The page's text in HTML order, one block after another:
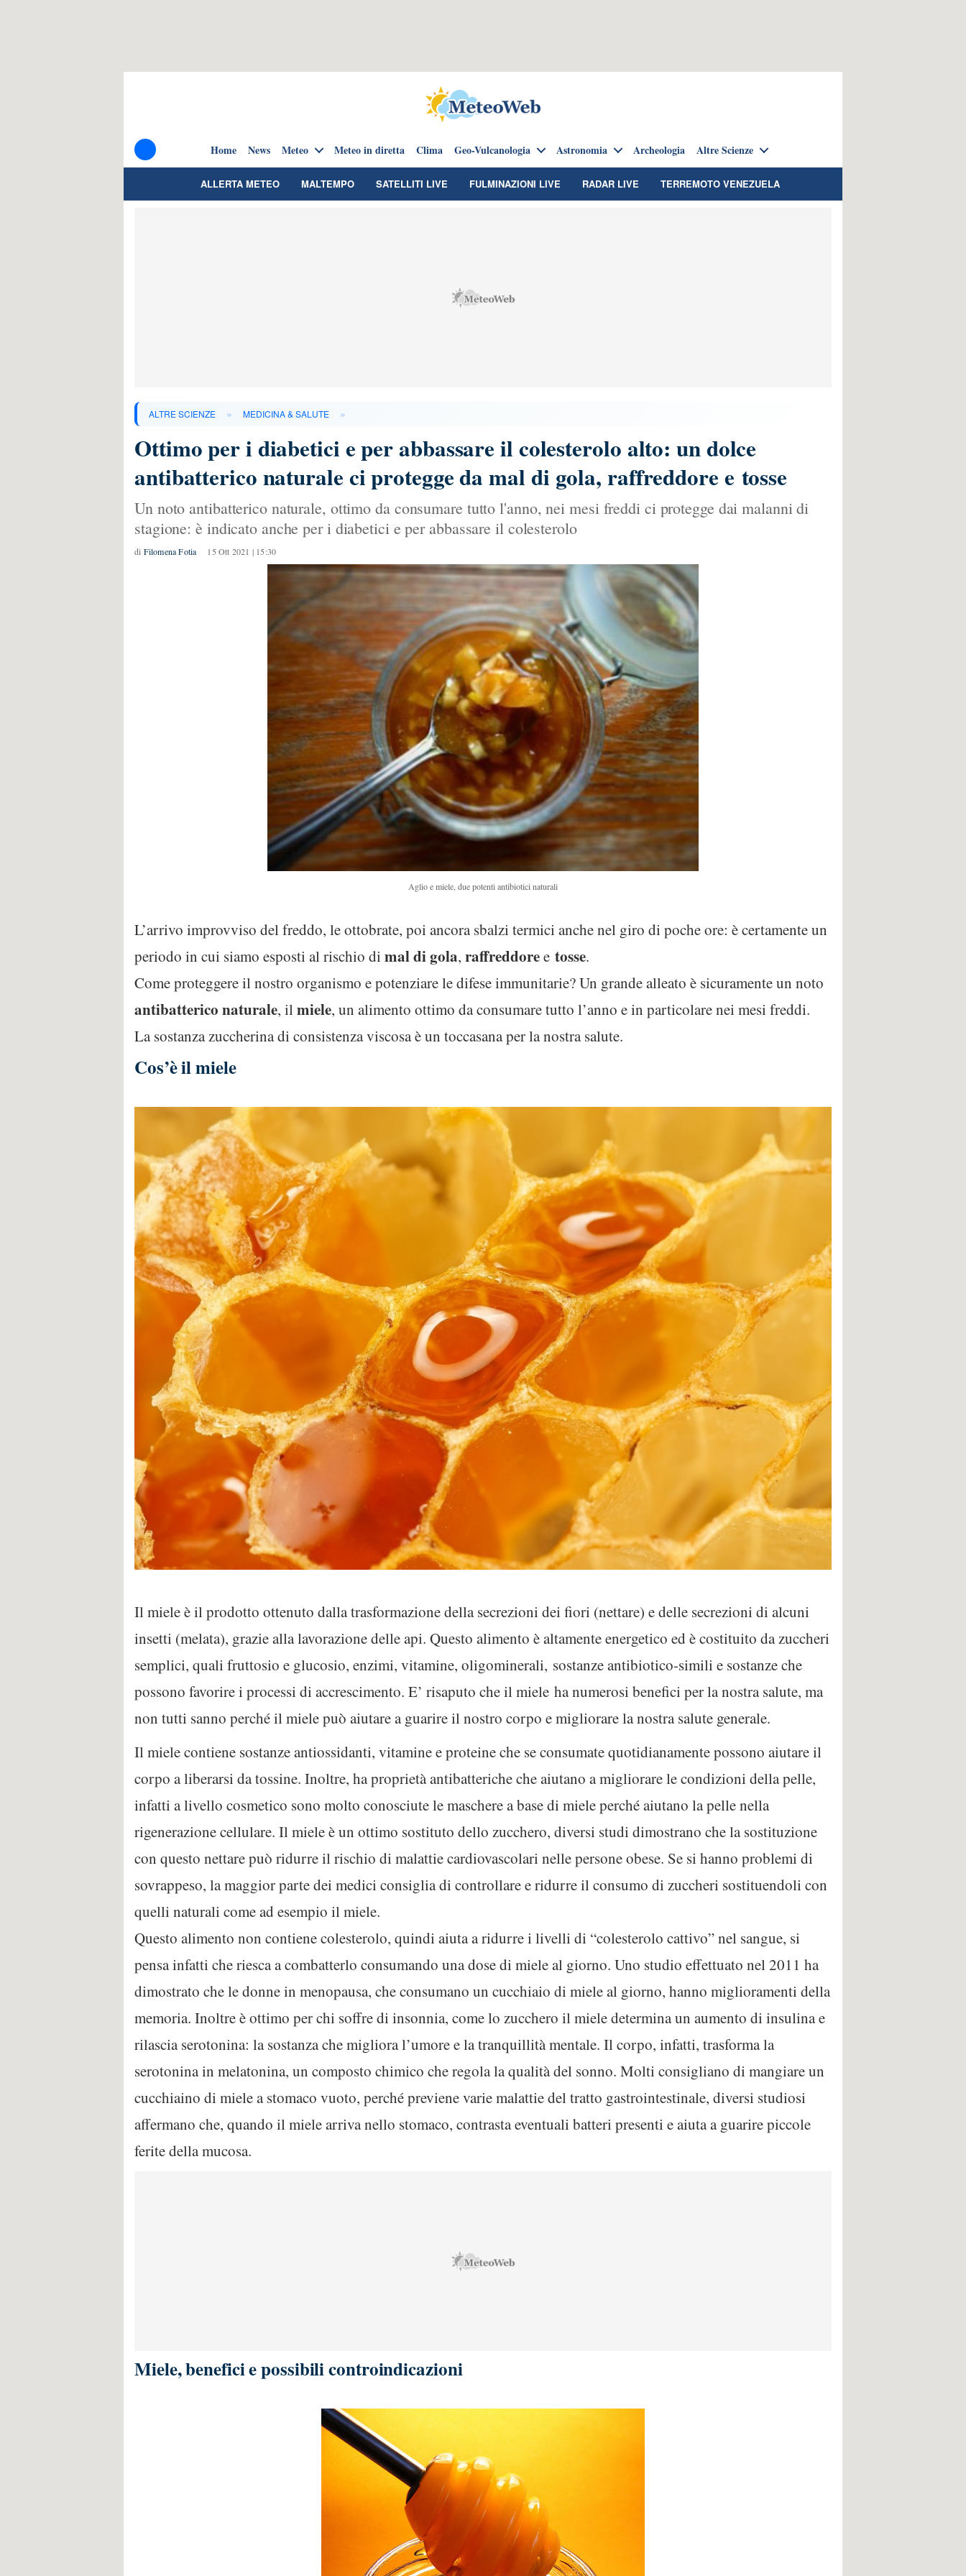
Home News Meteo Meteo in diretta Clima Geo-Vulcanologia Astronomia Archeologia Altre Scienze
ALLERTA METEO MALTEMPO SATELLITI LIVE FULMINAZIONI LIVE RADAR LIVE TERREMOTO VENEZUELA
ALTRE SCIENZE » MEDICINA & SALUTE »
Ottimo per i diabetici e per abbassare il colesterolo alto: un dolce
antibatterico naturale ci protegge da mal di gola, raffreddore e tosse
Un noto antibatterico naturale, ottimo da consumare tutto l'anno, nei mesi freddi ci protegge dai malanni di
stagione: è indicato anche per i diabetici e per abbassare il colesterolo
di Filomena Fotia 15 Ott 2021 | 15:30
Aglio e miele, due potenti antibiotici naturali
L’arrivo improvviso del freddo, le ottobrate, poi ancora sbalzi termici anche nel giro di poche ore: è certamente un
periodo in cui siamo esposti al rischio di mal di gola, raffreddoree tosse.
Come proteggere il nostro organismo e potenziare le difese immunitarie? Un grande alleato è sicuramente un noto
antibatterico naturale, ilmiele, un alimento ottimo da consumare tutto l’anno e in particolare nei mesi freddi.
La sostanza zuccherina di consistenza viscosa è un toccasana per la nostra salute.
Cos’è il miele
Il miele è il prodotto ottenuto dalla trasformazione della secrezioni dei fiori (nettare) e delle secrezioni di alcuni
insetti (melata), grazie alla lavorazione delle api. Questo alimento è altamente energetico ed è costituito da zuccheri
semplici, quali fruttosio e glucosio, enzimi, vitamine, oligominerali, sostanze antibiotico-simili e sostanze che
possono favorire i processi di accrescimento. E’ risaputo che il miele ha numerosi benefici per la nostra salute, ma
non tutti sanno perché il miele può aiutare a guarire il nostro corpo e migliorare la nostra salute generale.
Il miele contiene sostanze antiossidanti, vitamine e proteine che se consumate quotidianamente possono aiutare il
corpo a liberarsi da tossine. Inoltre, ha proprietà antibatteriche che aiutano a migliorare le condizioni della pelle,
infatti a livello cosmetico sono molto conosciute le maschere a base di miele perché aiutano la pelle nella
rigenerazione cellulare. Il miele è un ottimo sostituto dello zucchero, diversi studi dimostrano che la sostituzione
con questo nettare può ridurre il rischio di malattie cardiovascolari nelle persone obese. Se si hanno problemi di
sovrappeso, la maggior parte dei medici consiglia di controllare e ridurre il consumo di zuccheri sostituendoli con
quelli naturali come ad esempio il miele.
Questo alimento non contiene colesterolo, quindi aiuta a ridurre i livelli di “colesterolo cattivo” nel sangue, si
pensa infatti che riesca a combatterlo consumando una dose di miele al giorno. Uno studio effettuato nel 2011 ha
dimostrato che le donne in menopausa, che consumano un cucchiaio di miele al giorno, hanno miglioramenti della
memoria. Inoltre è ottimo per chi soffre di insonnia, come lo zucchero il miele determina un aumento di insulina e
rilascia serotonina: la sostanza che migliora l’umore e la tranquillità mentale. Il corpo, infatti, trasforma la
serotonina in melatonina, un composto chimico che regola la qualità del sonno. Molti consigliano di mangiare un
cucchiaino di miele a stomaco vuoto, perché previene varie malattie del tratto gastrointestinale, diversi studiosi
affermano che, quando il miele arriva nello stomaco, contrasta eventuali batteri presenti e aiuta a guarire piccole
ferite della mucosa.
Miele, benefici e possibili controindicazioni